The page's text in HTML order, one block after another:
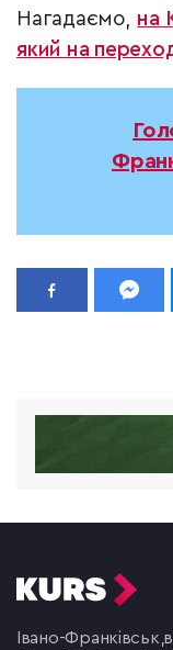
Нагадаємо, на
який на
Івано-Франківськ,